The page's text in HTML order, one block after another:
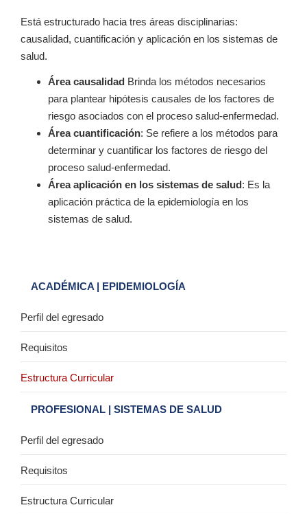
Está estructurado hacia tres áreas disciplinarias:
causalidad, cuantificación y aplicación en los sistemas de
salud.
Área causalidad Brinda los métodos necesarios
para plantear hipótesis causales de los factores de
riesgo asociados con el proceso salud-enfermedad.
Área cuantificación: Se refiere a los métodos para
determinar y cuantificar los factores de riesgo del
proceso salud-enfermedad.
Área aplicación en los sistemas de salud: Es la
aplicación práctica de la epidemiología en los
sistemas de salud.
ACADÉMICA | EPIDEMIOLOGÍA
Perfil del egresado
Requisitos
Estructura Curricular
PROFESIONAL | SISTEMAS DE SALUD
Perfil del egresado
Requisitos
Estructura Curricular